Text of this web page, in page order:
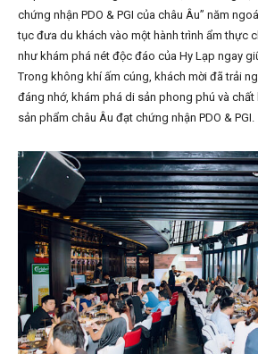
chứng nhận PDO & PGI của châu Âu” năm
tục đưa du khách vào một hành trình ẩm thực
như khám phá nét độc đáo của Hy Lạp ngay
Trong không khí ấm cúng, khách mời đã trải
đáng nhớ, khám phá di sản phong phú và
sản phẩm châu Âu đạt chứng nhận PDO & PGI.